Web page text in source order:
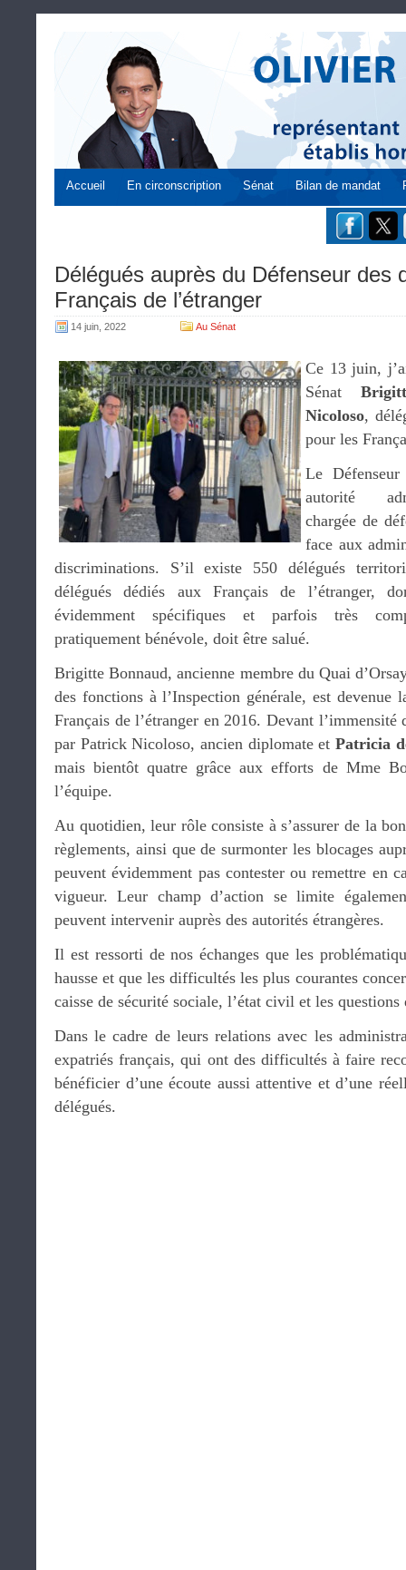
Accueil En circonscription Sénat Bilan de mandat
Délégués auprès du Défenseur des
Français de l’étranger
14 juin, 2022 Au Sénat
Ce 13 juin,
Sénat
Nicoloso,
pour les
Le
autorité
chargée de
face aux
discriminations. S’il existe 550 délégués
délégués dédiés aux Français de l’étranger,
évidemment spécifiques et parfois très
pratiquement bénévole, doit être salué.
Brigitte Bonnaud, ancienne membre du Quai
des fonctions à l’Inspection générale, est devenue
Français de l’étranger en 2016. Devant
par Patrick Nicoloso, ancien diplomate et Patricia
mais bientôt quatre grâce aux efforts de Mme
l’équipe.
Au quotidien, leur rôle consiste à s’assurer de la
règlements, ainsi que de surmonter les blocages
peuvent évidemment pas contester ou remettre en
vigueur. Leur champ d’action se limite
peuvent intervenir auprès des autorités étrangères.
Il est ressorti de nos échanges que les
hausse et que les difficultés les plus courantes
caisse de sécurité sociale, l’état civil et les
Dans le cadre de leurs relations avec les
expatriés français, qui ont des difficultés à faire
bénéficier d’une écoute aussi attentive et d’une
délégués.